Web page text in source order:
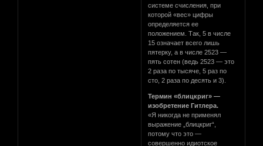
системе счисления, при
которой «вес» цифры
определяется ее
положением. Так, 5 в числе
15 означает всего лишь
пятерку, а в числе 2523 —
пять сотен (ведь 2523 — это
2 раза по тысяче, 5 раз по
сто, 2 раза по десять и 3).
Термин «блицкриг» —
изобретение Гитлера.
«Я никогда не применял
выражение „блицкриг“,
потому что это —
совершенно идиотское